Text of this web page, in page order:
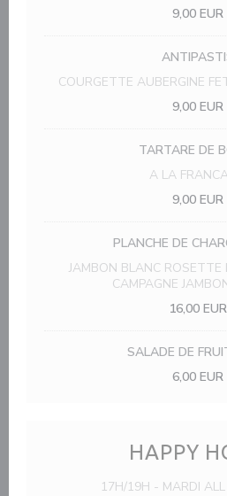
9,00 EUR
COURGETTE AUBERGINE
9,00 EUR
TARTARE DE
A LA
9,00 EUR
PLANCHE DE
JAMBON BLANC ROSETTE
CAMPAGNE
16,00 EUR
SALADE DE
6,00 EUR
HAPPY
17H/19H - MARDI